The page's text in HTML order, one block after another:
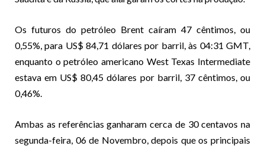
Os futuros do petróleo Brent caíram 47 cêntimos, ou
0,55%, para US$ 84,71 dólares por barril, às 04:31 GMT,
enquanto o petróleo americano West Texas Intermediate
estava em US$ 80,45 dólares por barril, 37 cêntimos, ou
0,46%.
Ambas as referências ganharam cerca de 30 centavos na
segunda-feira, 06 de Novembro, depois que os principais